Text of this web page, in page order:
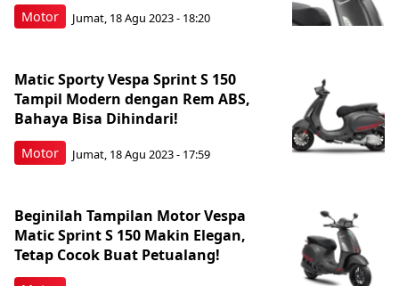
Motor Jumat, 18 Agu 2023 - 18:20
Motor
Matic Sporty Vespa Sprint S 150
Tampil Modern dengan Rem ABS,
Bahaya Bisa Dihindari!
Jumat, 18 Agu 2023 - 17:59
Beginilah Tampilan Motor Vespa
Matic Sprint S 150 Makin Elegan,
Tetap Cocok Buat Petualang!